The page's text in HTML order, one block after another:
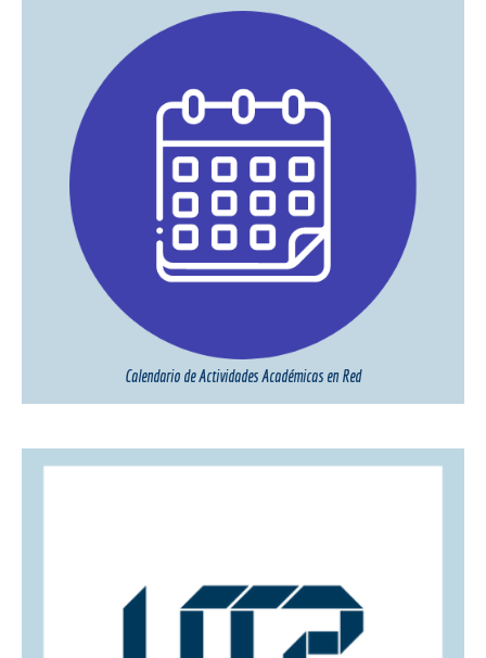
Calendario de Actividades Académicas en Red